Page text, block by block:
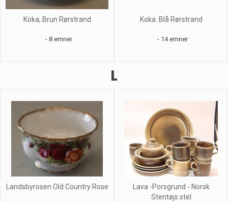
Koka, Brun Rørstrand
- 8 emner
Koka. Blå Rørstrand
- 14 emner
L
Landsbyrosen Old Country Rose
Lava -Porsgrund - Norsk
Stentøjs stel